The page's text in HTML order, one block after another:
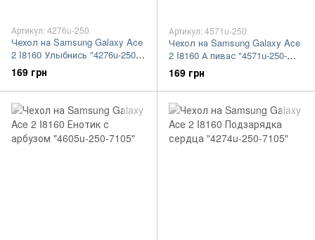
Артикул: 4276u-250
Чехол на Samsung Galaxy Ace
2 I8160 Улыбнись "4276u-250-
7105"
169 грн
Артикул: 4571u-250
Чехол на Samsung Galaxy Ace
2 I8160 А пивас "4571u-250-
7105"
169 грн